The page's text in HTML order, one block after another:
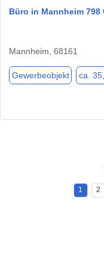
Büro in Mannheim 798
Mannheim, 68161
Gewerbeobjekt ca.
1 2